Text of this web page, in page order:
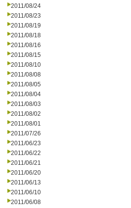
2011/08/24
2011/08/23
2011/08/19
2011/08/18
2011/08/16
2011/08/15
2011/08/10
2011/08/08
2011/08/05
2011/08/04
2011/08/03
2011/08/02
2011/08/01
2011/07/26
2011/06/23
2011/06/22
2011/06/21
2011/06/20
2011/06/13
2011/06/10
2011/06/08